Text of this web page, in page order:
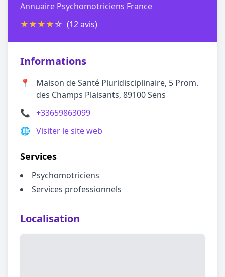
Annuaire Psychomotriciens France
★★★★☆ (12 avis)
Informations
📍
Maison de Santé Pluridisciplinaire, 5 Prom.
des Champs Plaisants, 89100 Sens
📞 +33659863099
🌐 Visiter le site web
Services
Psychomotriciens
Services professionnels
Localisation